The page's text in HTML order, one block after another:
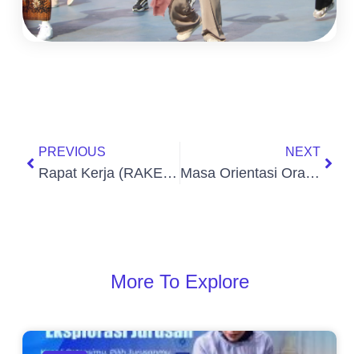
PREVIOUS
Rapat Kerja (RAKER) Hari Kedua Semester Ganjil Tapel 25-26
NEXT
Masa Orientasi Orang Tua (MOOT) 1 Tapel 25-26
More To Explore